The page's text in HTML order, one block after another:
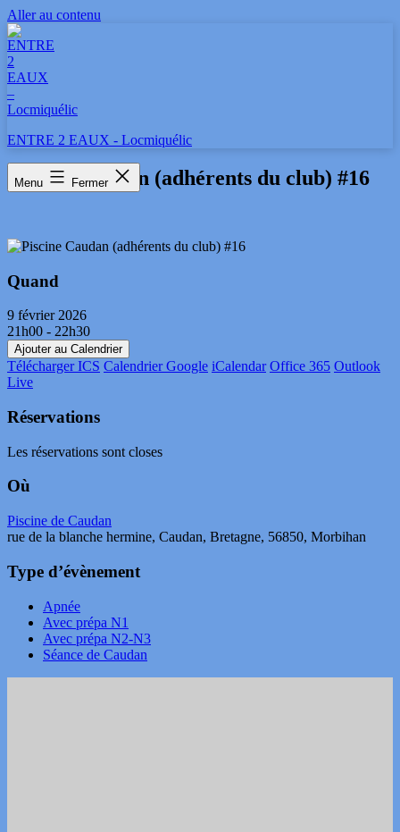
Aller au contenu
ENTRE 2 EAUX - Locmiquélic
Menu Fermer
Piscine Caudan (adhérents du club) #16
Quand
9 février 2026
21h00 - 22h30
Ajouter au Calendrier
Télécharger ICS Calendrier Google iCalendar Office 365 Outlook
Live
Réservations
Les réservations sont closes
Où
Piscine de Caudan
rue de la blanche hermine, Caudan, Bretagne, 56850, Morbihan
Type d’évènement
Apnée
Avec prépa N1
Avec prépa N2-N3
Séance de Caudan